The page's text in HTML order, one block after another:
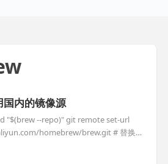
内的镜像源
"$(brew --repo)" git remote set-url
homebrew/brew.git # 替换
--
homebrew-